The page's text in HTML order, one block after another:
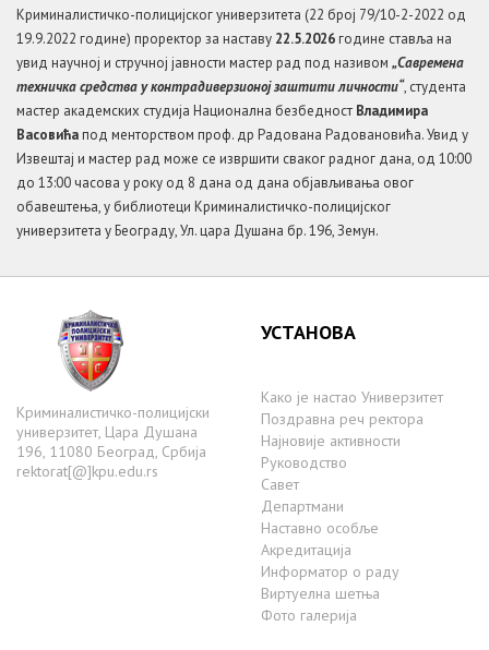
Криминалистичко-полицијског универзитета (22 број 79/10-2-2022 од
19.9.2022 године) проректор за наставу 22.5.2026године ставља на
увид научној и стручној јавности мастер рад под називом „Савремена
техничка средства у контрадиверзионој заштити личности“, студента
мастер академских студија Национална безбедност Владимира
Васовићапод менторством проф. др Радована Радовановића. Увид у
Извештај и мастер рад може се извршити сваког радног дана, од 10:00
до 13:00 часова у року од 8 дана од дана објављивања овог
обавештења, у библиотеци Криминалистичко-полицијског
универзитета у Београду, Ул. цара Душана бр. 196, Земун.
Криминалистичко-полицијски
универзитет, Цара Душана
196, 11080 Београд, Србија
rektorat[@]kpu.edu.rs
УСТАНОВА
Како је настаo Универзитет
Поздравна реч ректора
Најновије активности
Руководство
Савет
Департмани
Наставно особље
Акредитација
Информатор о раду
Виртуелна шетња
Фото галерија